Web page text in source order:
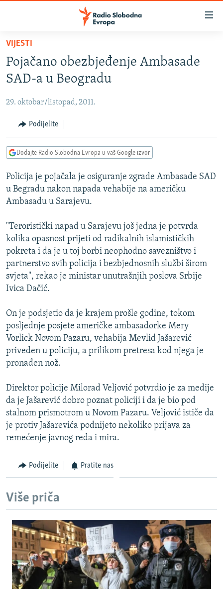
Pređite
glavni
sadržaj
na
navigaciju
Pređite
na
BOSNA I HERCEGOVINA
KOSOVO
CRNA GORA
VIDEO
FOTOGALERIJE
INFOGRAFIKE
PODCASTI
RAT U UKRAJINI
KINA NA BALKANU
ISPRIČAJ MI
DNEVNO@RSE
SPECIJALI RSE
VIŠE OD NASLOVA
POPLAVE I KLIZIŠTA U BIH 2024.
TV LIBERTY
POST SCRIPTUM
TRI DECENIJE OD RATA U BIH
SVE KARTE DEJTONA
NASTANAK I RASPAD JUGOSLAVIJE
Sve RFE/RL stranice
VIJESTI
Pojačano obezbjeđenje Ambasade
SAD-a u Beogradu
29. oktobar/listopad, 2011.
Podijelite
Dodajte Radio Slobodna Evropa u vaš Google izvor
Policija je pojačala je osiguranje zgrade Ambasade SAD
u Begradu nakon napada vehabije na američku
Ambasadu u Sarajevu.
"Teroristički napad u Sarajevu još jedna je potvrda
kolika opasnost prijeti od radikalnih islamističkih
pokreta i da je u toj borbi neophodno savezništvo i
partnerstvo svih policija i bezbjednosnih službi širom
svjeta", rekao je ministar unutrašnjih poslova Srbije
Ivica Dačić.
On je podsjetio da je krajem prošle godine, tokom
posljednje posjete američke ambasadorke Mery
Vorlick Novom Pazaru, vehabija Mevlid Jašarević
priveden u policiju, a prilikom pretresa kod njega je
pronađen nož.
Direktor policije Milorad Veljović potvrdio je za medije
da je Jašarević dobro poznat policiji i da je bio pod
stalnom prismotrom u Novom Pazaru. Veljović ističe da
je protiv Jašarevića podnijeto nekoliko prijava za
remećenje javnog reda i mira.
Podijelite Pratite nas
Više priča